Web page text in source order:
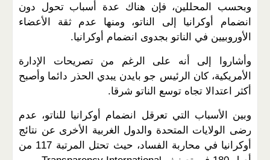
وبحسب المحللين، فإن هناك عدة أسباب تحول دون
انضمام أوكرانيا إلى الناتو، ومنها عدم ثقة الأعضاء
الأوروبيين في الناتو بجدوى انضمام أوكرانيا.
وأشاروا إلى أنه على الرغم من تصريحات الإدارة
الأمريكية، كان الرئيس جو بايدن يبدي الحذر دائما وأصبح
أكثر اعتدالا تجاه توسع الناتو شرقا.
وبين الأسباب التي تعرقل انضمام أوكرانيا للناتو، عدم
رضى الولايات المتحدة والدول الغربية الأخرى عن نتائج
أوكرانيا في محاربة الفساد، حيث تحتل المرتبة 117 من